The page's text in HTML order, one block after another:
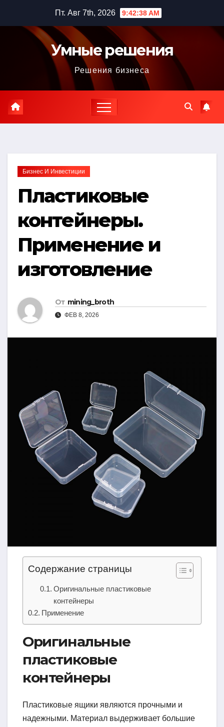
содержимому
Пт. Авг 7th, 2026 9:42:40 AM
Умные решения
Решения бизнеса
Бизнес И Инвестиции
Пластиковые
контейнеры.
Применение и
изготовление
От mining_broth
ФЕВ 8, 2026
Содержание страницы
Оригинальные пластиковые
контейнеры
Применение
Оригинальные
пластиковые
контейнеры
Пластиковые ящики являются прочными и
надежными. Материал выдерживает большие